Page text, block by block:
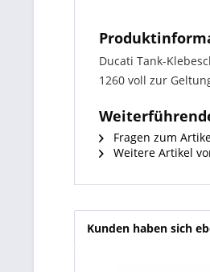
Ducati Tank-
1260 voll zur
Fragen zum
Weitere Artikel
Kunden haben sich